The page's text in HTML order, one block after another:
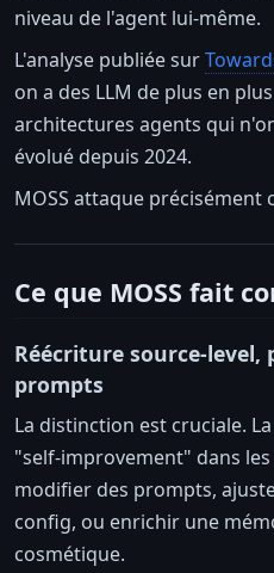
niveau de l'agent lui-même.
L'analyse publiée sur
on a des LLM de plus en
architectures agents qui
évolué depuis 2024.
MOSS attaque
Ce que MOSS fait
Réécriture source-level,
prompts
La distinction est cruciale.
"self-improvement" dans
modifier des prompts,
config, ou enrichir une
cosmétique.